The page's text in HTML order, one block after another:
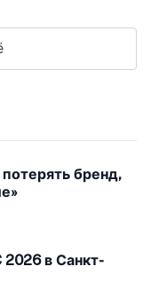
потерять бренд,
2026 в Санкт-